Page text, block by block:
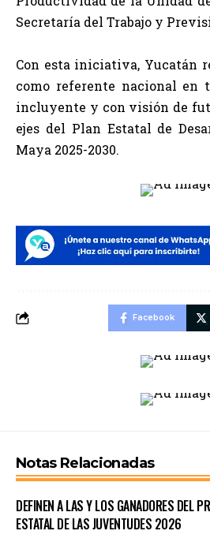
Secretaría del Trabajo y
Con esta iniciativa, Yucatán
como referente nacional en
incluyente y con visión de
ejes del Plan Estatal de
Maya 2025-2030.
Facebook
Notas Relacionadas
DEFINEN A LAS Y LOS GANADORES DEL
ESTATAL DE LAS JUVENTUDES 2026